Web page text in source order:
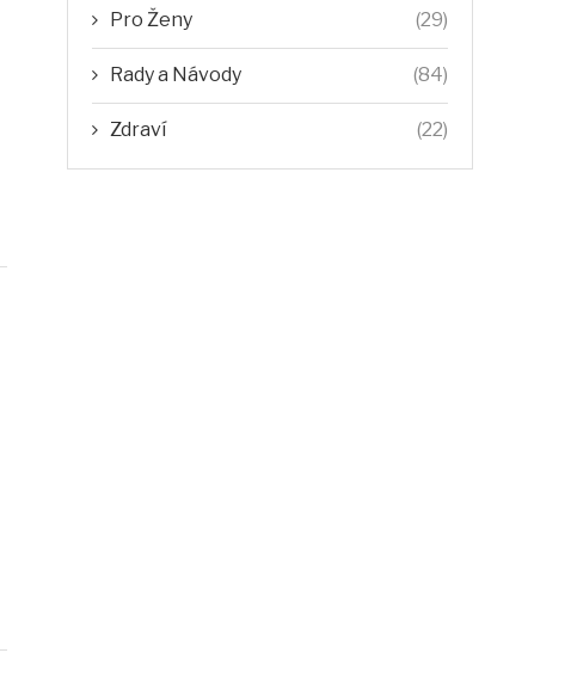
Pro Ženy (29)
Rady a Návody (84)
Zdraví (22)